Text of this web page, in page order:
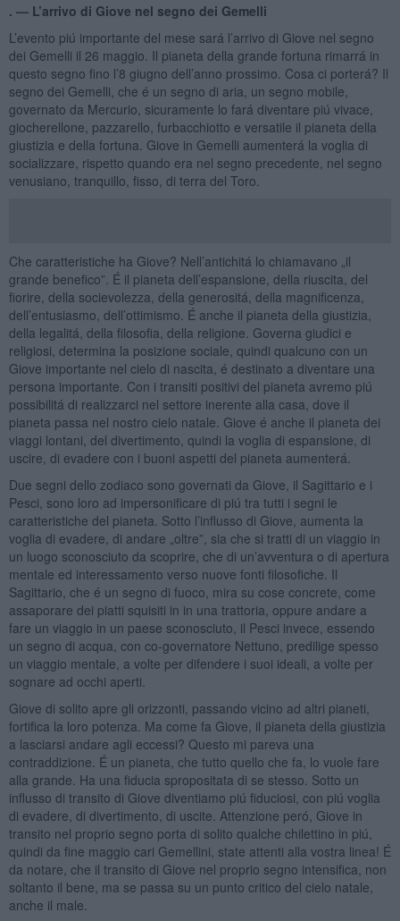
. — L’arrivo di Giove nel segno dei Gemelli
L’evento piú importante del mese sará l’arrivo di Giove nel segno
dei Gemelli il 26 maggio. Il pianeta della grande fortuna rimarrá in
questo segno fino l’8 giugno dell’anno prossimo. Cosa ci porterá? Il
segno dei Gemelli, che é un segno di aria, un segno mobile,
governato da Mercurio, sicuramente lo fará diventare piú vivace,
giocherellone, pazzarello, furbacchiotto e versatile il pianeta della
giustizia e della fortuna. Giove in Gemelli aumenterá la voglia di
socializzare, rispetto quando era nel segno precedente, nel segno
venusiano, tranquillo, fisso, di terra del Toro.
Che caratteristiche ha Giove? Nell’antichitá lo chiamavano „il
grande benefico”. É il pianeta dell’espansione, della riuscita, del
fiorire, della socievolezza, della generositá, della magnificenza,
dell’entusiasmo, dell’ottimismo. É anche il pianeta della giustizia,
della legalitá, della filosofia, della religione. Governa giudici e
religiosi, determina la posizione sociale, quindi qualcuno con un
Giove importante nel cielo di nascita, é destinato a diventare una
persona importante. Con i transiti positivi del pianeta avremo piú
possibilitá di realizzarci nel settore inerente alla casa, dove il
pianeta passa nel nostro cielo natale. Giove é anche il pianeta dei
viaggi lontani, del divertimento, quindi la voglia di espansione, di
uscire, di evadere con i buoni aspetti del pianeta aumenterá.
Due segni dello zodiaco sono governati da Giove, il Sagittario e i
Pesci, sono loro ad impersonificare di piú tra tutti i segni le
caratteristiche del pianeta. Sotto l’influsso di Giove, aumenta la
voglia di evadere, di andare „oltre”, sia che si tratti di un viaggio in
un luogo sconosciuto da scoprire, che di un’avventura o di apertura
mentale ed interessamento verso nuove fonti filosofiche. Il
Sagittario, che é un segno di fuoco, mira su cose concrete, come
assaporare dei piatti squisiti in in una trattoria, oppure andare a
fare un viaggio in un paese sconosciuto, il Pesci invece, essendo
un segno di acqua, con co-governatore Nettuno, predilige spesso
un viaggio mentale, a volte per difendere i suoi ideali, a volte per
sognare ad occhi aperti.
Giove di solito apre gli orizzonti, passando vicino ad altri pianeti,
fortifica la loro potenza. Ma come fa Giove, il pianeta della giustizia
a lasciarsi andare agli eccessi? Questo mi pareva una
contraddizione. É un pianeta, che tutto quello che fa, lo vuole fare
alla grande. Ha una fiducia spropositata di se stesso. Sotto un
influsso di transito di Giove diventiamo piú fiduciosi, con piú voglia
di evadere, di divertimento, di uscite. Attenzione peró, Giove in
transito nel proprio segno porta di solito qualche chilettino in piú,
quindi da fine maggio cari Gemellini, state attenti alla vostra linea! É
da notare, che il transito di Giove nel proprio segno intensifica, non
soltanto il bene, ma se passa su un punto critico del cielo natale,
anche il male.